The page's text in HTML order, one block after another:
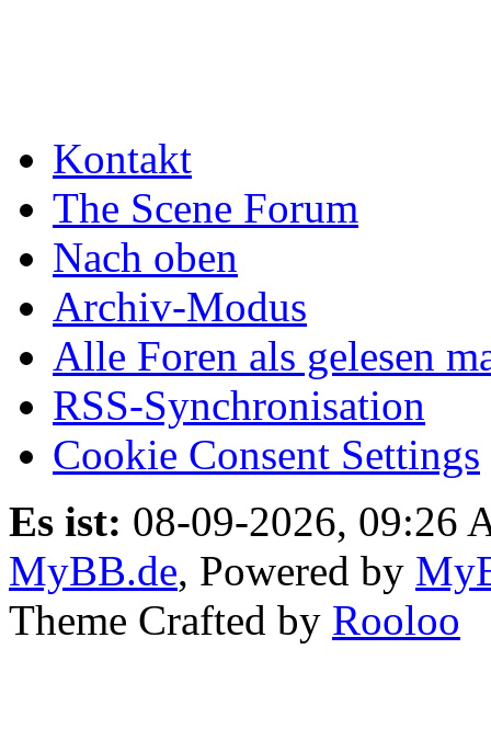
Kontakt
The Scene Forum
Nach oben
Archiv-Modus
Alle Foren als gelesen
RSS-Synchronisation
Cookie Consent Settings
Es ist: 08-09-2026, 09:26
MyBB.de, Powered by
Theme Crafted by Rooloo